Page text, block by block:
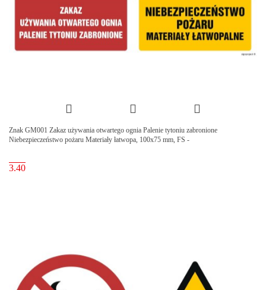
Znak GM001 Zakaz używania otwartego ognia Palenie tytoniu zabronione
Niebezpieczeństwo pożaru Materiały łatwopa, 100x75 mm, FS -
3.40